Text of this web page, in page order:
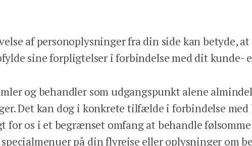
af personoplysninger fra din side kan betyde,
sine forpligtelser i forbindelse med dit kunde-
og behandler som udgangspunkt alene
Det kan dog i konkrete tilfælde i forbindelse
for os i et begrænset omfang at behandle
på din flyrejse eller oplysninger om